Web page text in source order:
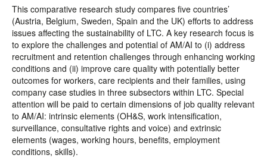
This comparative research study compares five countries’
(Austria, Belgium, Sweden, Spain and the UK) efforts to address
issues affecting the sustainability of LTC. A key research focus is
to explore the challenges and potential of AM/AI to (i) address
recruitment and retention challenges through enhancing working
conditions and (ii) improve care quality with potentially better
outcomes for workers, care recipients and their families, using
company case studies in three subsectors within LTC. Special
attention will be paid to certain dimensions of job quality relevant
to AM/AI: intrinsic elements (OH&S, work intensification,
surveillance, consultative rights and voice) and extrinsic
elements (wages, working hours, benefits, employment
conditions, skills).